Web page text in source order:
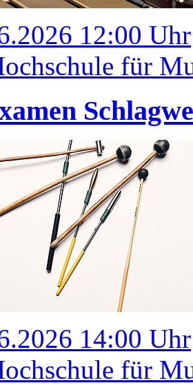
12:00 Uhr
für
14:00 Uhr
für